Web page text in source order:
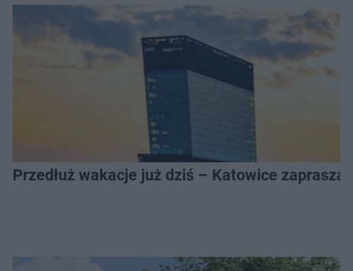
Przedłuż wakacje już dziś – Katowice